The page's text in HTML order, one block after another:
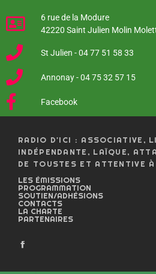
6 rue de la Modure
42220 Saint Julien Molin
St Julien - 04 77 51 58 33
Annonay - 04 75 32 57 15
Facebook
RADIO D'ICI : ASSOCIATIVE,
INDÉPENDANTE, LAÏQUE,
DE TOUSTES ET ATTENTIVE À
LES ÉMISSIONS
PROGRAMMATION
SOUTIEN/ADHÉSIONS
CONTACTS
LA CHARTE
PARTENAIRES